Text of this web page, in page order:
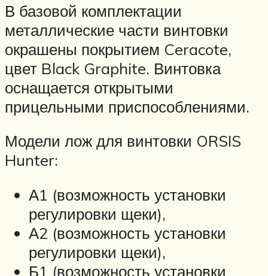
В базовой комплектации
металлические части винтовки
окрашены покрытием Ceracote,
цвет Black Graphite. Винтовка
оснащается открытыми
прицельными приспособлениями.
Модели лож для винтовки ORSIS
Hunter:
А1 (возможность установки
регулировки щеки),
А2 (возможность установки
регулировки щеки),
Б1 (возможность установки